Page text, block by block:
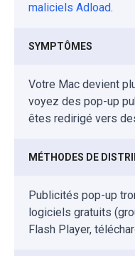
maliciels Adload.
SYMPTÔMES
Votre Mac devient
voyez des pop-up
êtes redirigé vers
MÉTHODES DE
Publicités pop-up
logiciels gratuits
Flash Player,